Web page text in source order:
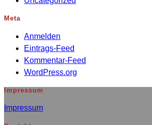
Meta
Anmelden
Eintrags-Feed
Kommentar-Feed
WordPress.org
Impressum
Impressum